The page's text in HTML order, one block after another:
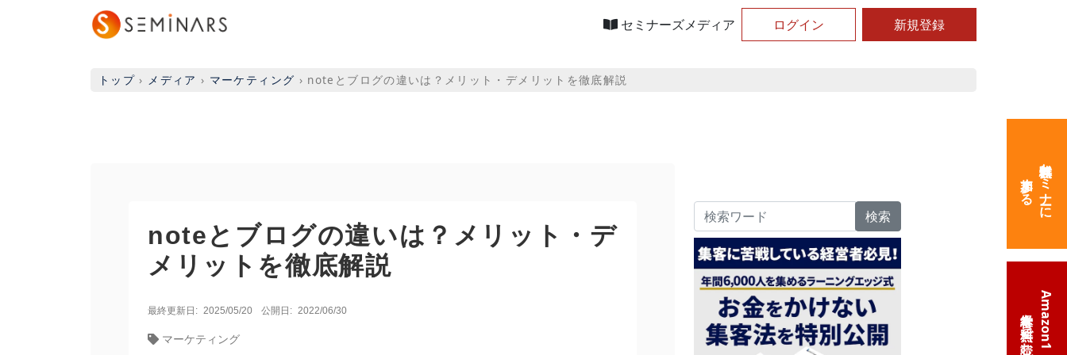
セミナーズメディア ログイン 新規登録
トップ › メディア › マーケティング › noteとブログの違いは？メリット・デメリットを徹底解説
noteとブログの違いは？メリット・デ
メリットを徹底解説
最終更新日: 2025/05/20 公開日: 2022/06/30
マーケティング
検索
無料体験セミナーに
参加する
Amazon1位の
経営本を無料で読む